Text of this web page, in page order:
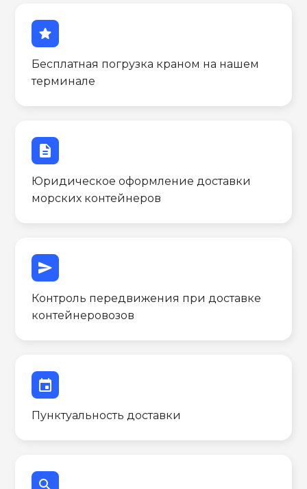
star
Бесплатная погрузка краном на нашем
терминале
description
Юридическое оформление доставки
морских контейнеров
send
Контроль передвижения при доставке
контейнеровозов
event
Пунктуальность доставки
search